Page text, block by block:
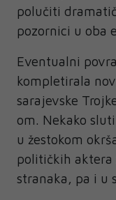
polučiti
pozornici u oba
Eventualni
kompletirala
sarajevske
om. Nekako
u žestokom
političkih
stranaka, pa i u